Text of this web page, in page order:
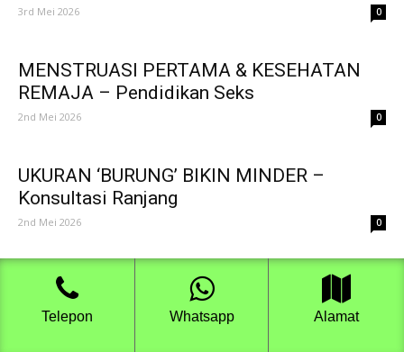
3rd Mei 2026 0
MENSTRUASI PERTAMA & KESEHATAN
REMAJA – Pendidikan Seks
2nd Mei 2026 0
UKURAN ‘BURUNG’ BIKIN MINDER –
Konsultasi Ranjang
2nd Mei 2026 0
LUKA HATI & PROSES MOVE ON –
Konsultasi Psikologi
1st Mei 2026
Telepon Whatsapp Alamat